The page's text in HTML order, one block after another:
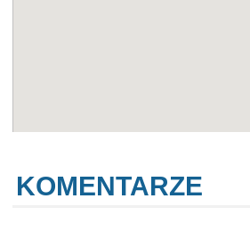
KOMENTARZE